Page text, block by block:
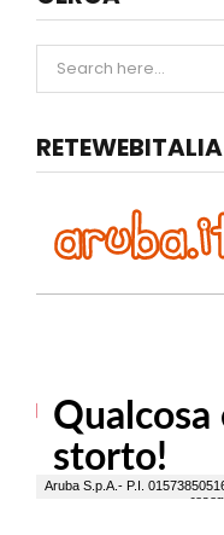
RETEWEBITALIA